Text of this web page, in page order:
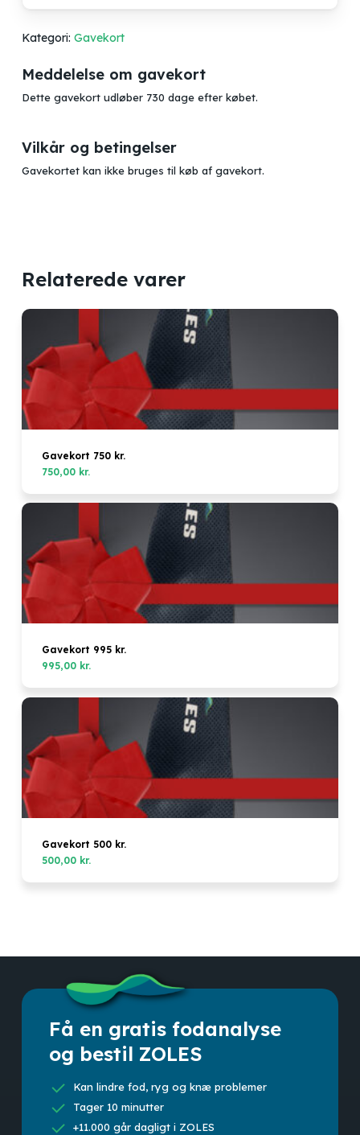
Go to shop
Kategori: Gavekort
Meddelelse om gavekort
Dette gavekort udløber 730 dage efter købet.
Vilkår og betingelser
Gavekortet kan ikke bruges til køb af gavekort.
Relaterede varer
Gavekort 750 kr.
750,00 kr.
Gavekort 995 kr.
995,00 kr.
Gavekort 500 kr.
500,00 kr.
Få en gratis fodanalyse
og bestil ZOLES
Kan lindre fod, ryg og knæ problemer
Tager 10 minutter
+11.000 går dagligt i ZOLES